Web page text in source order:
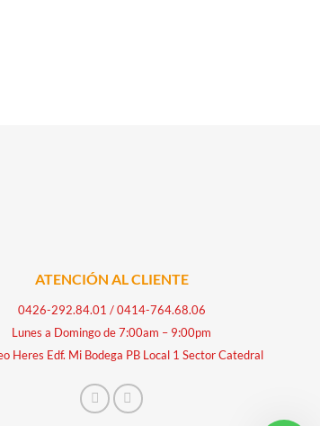
ATENCIÓN AL CLIENTE
0426-292.84.01 /0414-764.68.06
Lunes a Domingo de 7:00am – 9:00pm
Heres Edf. Mi Bodega PB Local 1 Sector Catedral